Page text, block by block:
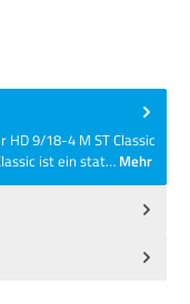
9/18-4 M ST Classic
ist ein stat… Mehr